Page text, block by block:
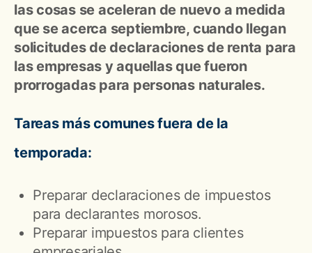
las cosas se aceleran de nuevo a medida
que se acerca septiembre, cuando llegan
solicitudes de declaraciones de renta para
las empresas y aquellas que fueron
prorrogadas para personas naturales.
Tareas más comunes fuera de la
temporada:
Preparar declaraciones de impuestos
para declarantes morosos.
Preparar impuestos para clientes